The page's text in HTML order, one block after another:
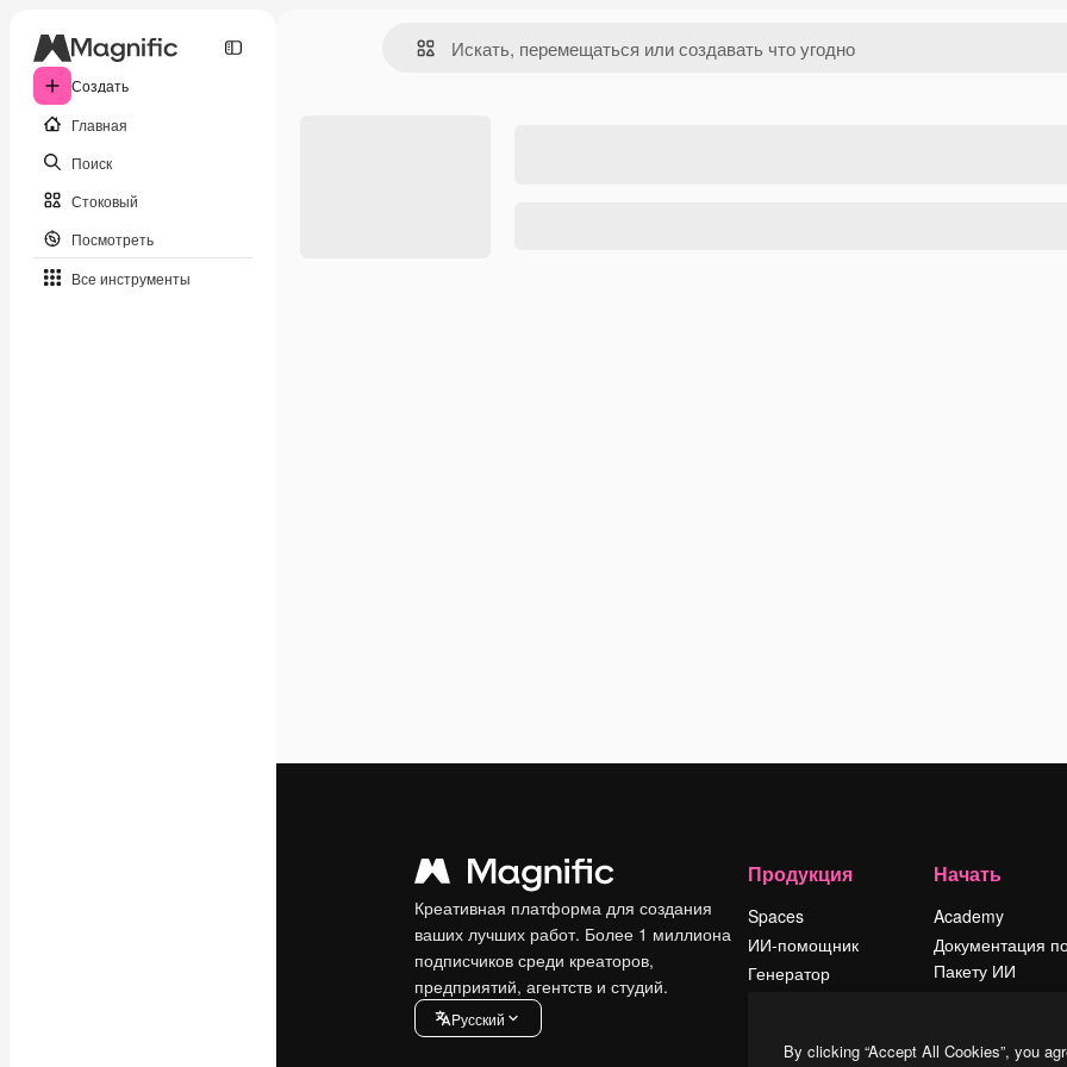
Создать
Главная
Поиск
Стоковый
Посмотреть
Все инструменты
Креативная платформа для создания
ваших лучших работ. Более 1 миллиона
подписчиков среди креаторов,
предприятий, агентств и студий.
Pусский
Продукция
Spaces
ИИ-помощник
Генератор
Начать
Academy
Документация
Пакету ИИ
Условия и
By clicking “Accept All Cookies”, you